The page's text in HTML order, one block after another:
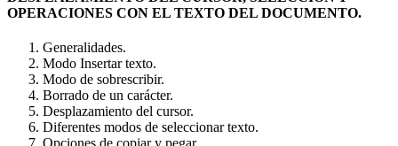
OPERACIONES CON EL TEXTO DEL DOCUMENTO.
Generalidades.
Modo Insertar texto.
Modo de sobrescribir.
Borrado de un carácter.
Desplazamiento del cursor.
Diferentes modos de seleccionar texto.